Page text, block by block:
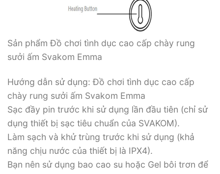
Sản phẩm Đồ chơi tình dục cao cấp chày rung
sưởi ấm Svakom Emma
Hướng dẫn sử dụng: Đồ chơi tình dục cao cấp
chày rung sưởi ấm Svakom Emma
Sạc đầy pin trước khi sử dụng lần đầu tiên (chỉ sử
dụng thiết bị sạc tiêu chuẩn của SVAKOM).
Làm sạch và khử trùng trước khi sử dụng (khả
năng chịu nước của thiết bị là IPX4).
Bạn nên sử dụng bao cao su hoặc Gel bôi trơn để